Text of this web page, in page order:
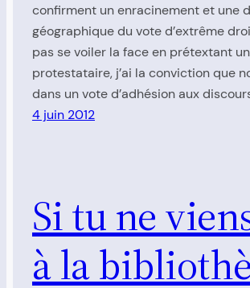
confirment un enracinement et une
géographique du vote d’extrême
pas se voiler la face en prétextant
protestataire, j’ai la conviction que
dans un vote d’adhésion aux
4 juin 2012
Si tu ne
à la